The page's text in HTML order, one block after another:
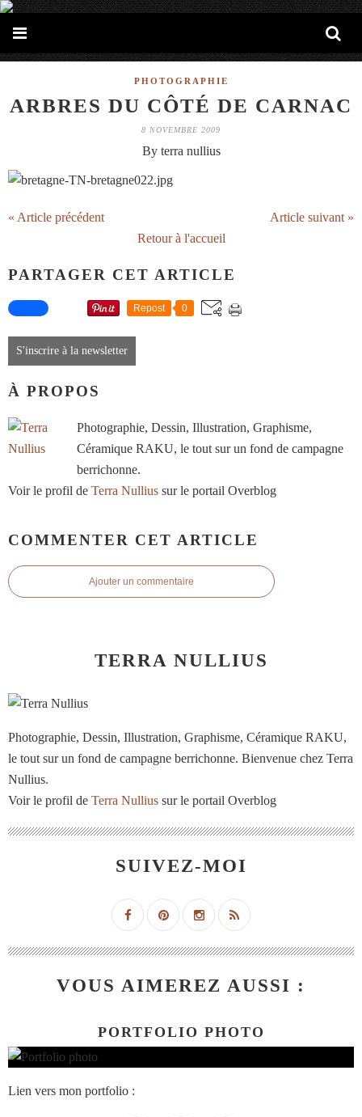
PHOTOGRAPHIE
ARBRES DU CÔTÉ DE CARNAC
8 NOVEMBRE 2009
By terra nullius
« Article précédent
Article suivant »
Retour à l'accueil
PARTAGER CET ARTICLE
Repost 0
S'inscrire à la newsletter
À PROPOS
Photographie, Dessin, Illustration, Graphisme,
Céramique RAKU, le tout sur un fond de campagne
berrichonne.
Voir le profil de Terra Nullius sur le portail Overblog
COMMENTER CET ARTICLE
Ajouter un commentaire
TERRA NULLIUS
Photographie, Dessin, Illustration, Graphisme, Céramique RAKU,
le tout sur un fond de campagne berrichonne. Bienvenue chez Terra
Nullius.
Voir le profil de Terra Nullius sur le portail Overblog
SUIVEZ-MOI
VOUS AIMEREZ AUSSI :
PORTFOLIO PHOTO
Lien vers mon portfolio :